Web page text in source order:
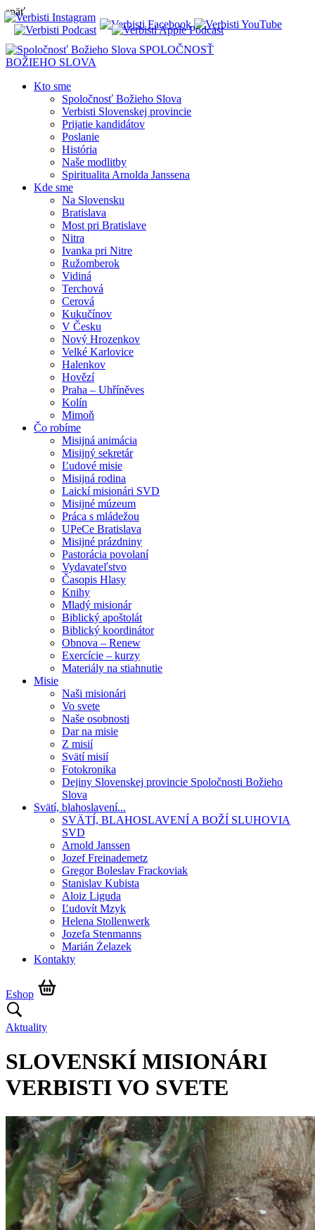
späť
SPOLOČNOSŤ
BOŽIEHO SLOVA
Kto sme
Spoločnosť Božieho Slova
Verbisti Slovenskej provincie
Prijatie kandidátov
Poslanie
História
Naše modlitby
Spiritualita Arnolda Janssena
Kde sme
Na Slovensku
Bratislava
Most pri Bratislave
Nitra
Ivanka pri Nitre
Ružomberok
Vidiná
Terchová
Cerová
Kukučínov
V Česku
Nový Hrozenkov
Velké Karlovice
Halenkov
Hovězí
Praha – Uhříněves
Kolín
Mimoň
Čo robíme
Misijná animácia
Misijný sekretár
Ľudové misie
Misijná rodina
Laickí misionári SVD
Misijné múzeum
Práca s mládežou
UPeCe Bratislava
Misijné prázdniny
Pastorácia povolaní
Vydavateľstvo
Časopis Hlasy
Knihy
Mladý misionár
Biblický apoštolát
Biblický koordinátor
Obnova – Renew
Exercície – kurzy
Materiály na stiahnutie
Misie
Naši misionári
Vo svete
Naše osobnosti
Dar na misie
Z misií
Svätí misií
Fotokronika
Dejiny Slovenskej provincie Spoločnosti Božieho
Slova
Svätí, blahoslavení...
SVÄTÍ, BLAHOSLAVENÍ A BOŽÍ SLUHOVIA
SVD
Arnold Janssen
Jozef Freinademetz
Gregor Boleslav Frackoviak
Stanislav Kubista
Aloiz Liguda
Ľudovít Mzyk
Helena Stollenwerk
Jozefa Stenmanns
Marián Żelazek
Kontakty
Eshop
Aktuality
SLOVENSKÍ MISIONÁRI
VERBISTI VO SVETE